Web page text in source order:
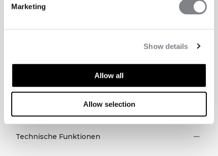
Marketing
Show details
Allow all
Allow selection
TECHNISCHE ASPEKTE
Technische Funktionen